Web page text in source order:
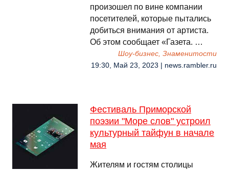
произошел по вине компании
посетителей, которые пытались
добиться внимания от артиста.
Об этом сообщает «Газета. …
Шоу-бизнес, Знаменитости
19:30, Май 23, 2023 | news.rambler.ru
Фестиваль Приморской
поэзии "Море слов" устроил
культурный тайфун в начале
мая
Жителям и гостям столицы